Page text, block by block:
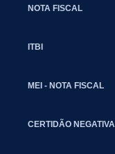
NOTA FISCAL
ITBI
MEI - NOTA FISCAL
CERTIDÃO NEGATIVA